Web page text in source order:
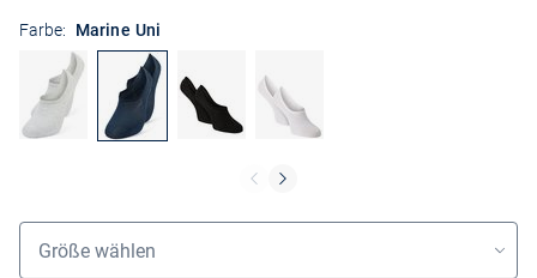
Farbe: Marine Uni
Größenauswahl
Größe wählen